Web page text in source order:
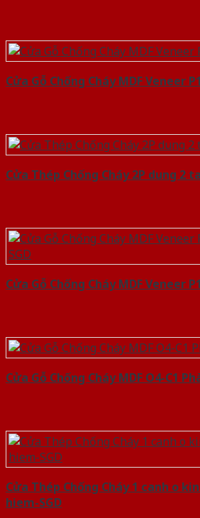
Cửa Gỗ Chống Cháy MDF Veneer
Cửa Thép Chống Cháy 2P dung 2
Cửa Gỗ Chống Cháy MDF Veneer
Cửa Gỗ Chống Cháy MDF O4-C1
Cửa Thép Chống Cháy 1 canh o
hiem-SGD